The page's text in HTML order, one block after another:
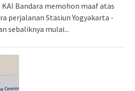
Bandara memohon maaf atas
perjalanan Stasiun Yogyakarta -
sebaliknya mulai...